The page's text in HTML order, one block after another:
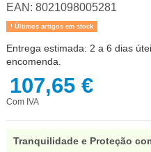
EAN: 8021098005281
Últimos artigos em stock
Entrega estimada: 2 a 6 dias
encomenda.
107,65 €
Com IVA
Tranquilidade e Proteção